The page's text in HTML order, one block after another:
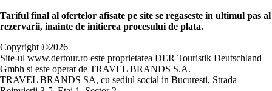
Tariful final al ofertelor afisate pe site se regaseste in ultimul pas al
rezervarii, inainte de initierea procesului de plata.
Copyright ©2026
Site-ul www.dertour.ro este proprietatea DER Touristik Deutschland
Gmbh si este operat de TRAVEL BRANDS S.A.
TRAVEL BRANDS SA, cu sediul social in Bucuresti, Strada